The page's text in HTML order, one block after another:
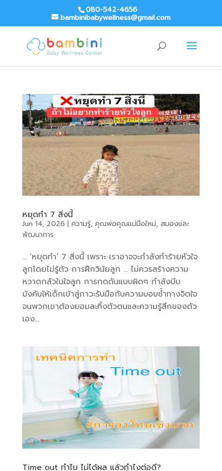
080-542-4656
bambinibabywellness@gmail.com
หยุดทำ 7 สิ่งนี้
Jun 14, 2026 | ความรู้, คุณพ่อคุณแม่มือใหม่, สมองและ
พัฒนาการ
… ‘หยุดทำ’ 7 สิ่งนี้ เพราะ เราอาจจะกำลังทำร้ายหัวใจ
ลูกโดยไม่รู้ตัว การฝึกวินัยลูก … ไม่ควรสร้างความ
หวาดกลัวในใจลูก การกดดันแบบผิดๆ กำลังบีบ
บังคับให้เด็กเข้าสู่ภาวะรับมือกับความบอบช้ำทางจิตใจ
จนพวกเขาต้องยอมละทิ้งตัวตนและความรู้สึกของตัว
เอง...
Time out ทำไม ไม่ได้ผล แล้วทำไงต่อดี?